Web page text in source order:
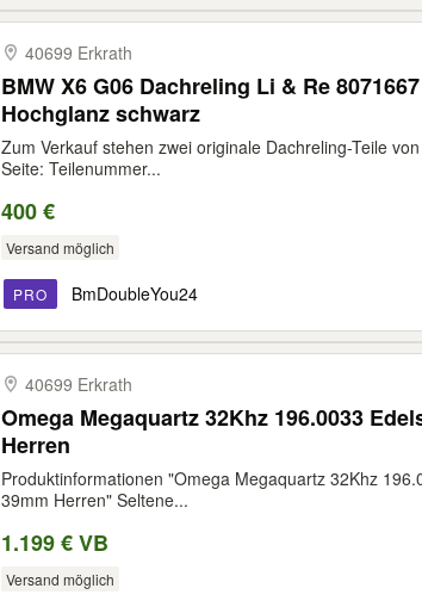
40699 Erkrath
BMW X6 G06 Dachreling Li & Re
Hochglanz schwarz
Zum Verkauf stehen zwei originale Dachreling-Teile
Seite: Teilenummer...
400 €
Versand möglich
PRO BmDoubleYou24
40699 Erkrath
Omega Megaquartz 32Khz 196.0033
Herren
Produktinformationen "Omega Megaquartz 32Khz
39mm Herren" Seltene...
1.199 € VB
Versand möglich